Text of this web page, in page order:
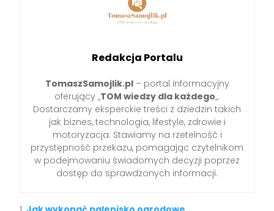
Redakcja Portalu
TomaszSamojlik.pl– portal informacyjny
oferujący „TOM wiedzy dla każdego„.
Dostarczamy eksperckie treści z dziedzin takich
jak biznes, technologia, lifestyle, zdrowie i
motoryzacja. Stawiamy na rzetelność i
przystępność przekazu, pomagając czytelnikom
w podejmowaniu świadomych decyzji poprzez
dostęp do sprawdzonych informacji.